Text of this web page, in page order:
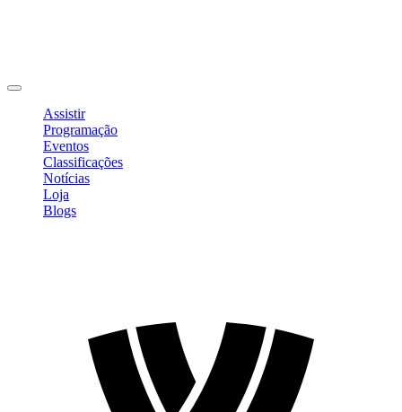
Assistir
Programação
Eventos
Classificações
Notícias
Loja
Blogs